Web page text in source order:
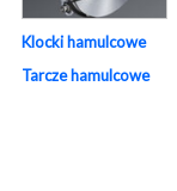
Klocki hamulcowe
Tarcze hamulcowe